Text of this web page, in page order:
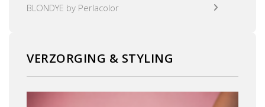
BLONDYE by Perlacolor
VERZORGING & STYLING